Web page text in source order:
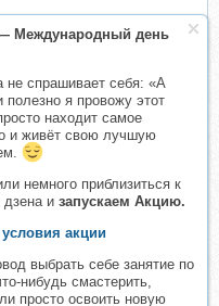
Международный день
не спрашивает себя: «А
полезно я провожу этот
находит самое
и живёт свою лучшую
немного приблизиться к
и запускаем Акцию.
акции
выбрать себе занятие по
нибудь смастерить,
просто освоить новую
советчики -
Паринамы, Алока и